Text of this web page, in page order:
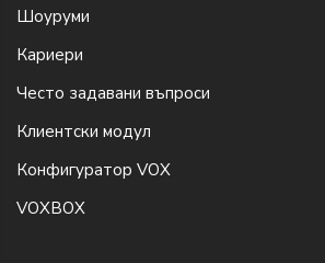
Шоуруми
Кариери
Често задавани въпроси
Клиентски модул
Конфигуратор VOX
VOXBOX